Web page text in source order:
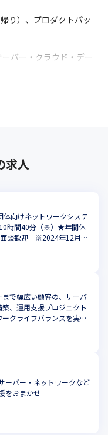
り）、プロダクトパッ
バー・クラウド・デー
、デザイン
ンフラ基盤構築、アプ
、ロボティクスなど広範
定義、設計といった上
る体制を整えること
会社があり、
提供やステップアップ
ます。
いった従来通りのキャ
ションリーダー（SL）
求人
体向けネットワークシステ
時間40分（※）★年間休
談歓迎 ※2024年12月時
で幅広い顧客の、サーバ
、運用支援プロジェクト
クライフバランスを実現
ーバー・ネットワークなど
をおまかせ